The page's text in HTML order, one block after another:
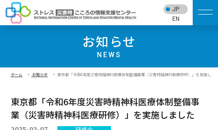
JP
EN
お知らせ
NEWS
ホーム お知らせ 東京都「令和6年度災害時精神科医療体制整備事業（災害時精神科医療研修）」を実施しま
東京都「令和6年度災害時精神科医療体制整備事
業（災害時精神科医療研修）」を実施しました